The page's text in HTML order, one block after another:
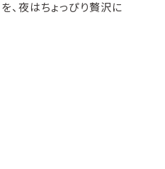
、夜はちょっぴり贅沢に